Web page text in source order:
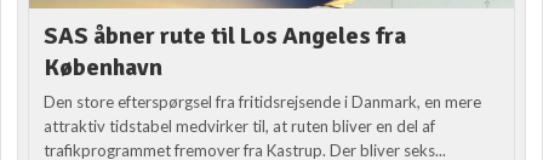
SAS åbner rute til Los Angeles fra
København
Den store efterspørgsel fra fritidsrejsende i Danmark, en mere
attraktiv tidstabel medvirker til, at ruten bliver en del af
trafikprogrammet fremover fra Kastrup. Der bliver seks...